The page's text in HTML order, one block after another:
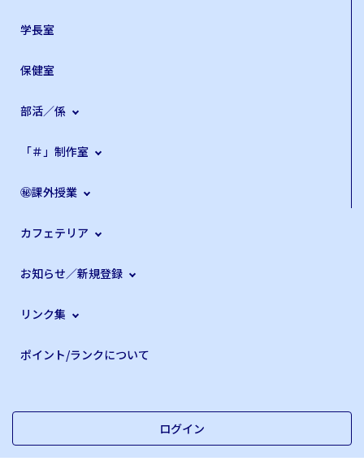
スの隣で冷静だったのは夫氏。 ここに来る前に運転交代
deでもダメだったかもしれん。 さすがだ…やはり年季が
違う… …というのはさておき。 当時はSJ5に乗ってい
かと思うと、本当に車に助けてもらったのだと感慨深い。
バルの安全哲学を“体感”した レヴォーグに乗り始めて約1
年。 走りの良さやデザインももちろん魅力ですが、 この
リクラッシュブレーキは、偶然作動したわけではありませ
自分の体験として感じた瞬間です。 ■ 同じスバリストに
た」と心から思いました。 もしこの記事を読んでいる誰
かが、 「安全装備って本当に意味があるの？」と思って
の砦”として確かに働く」 その信頼感が、ドライバーとし
るときの“心の余裕”になるはずです。
学長室
保健室
部活／係
「＃」制作室
㊙課外授業
カフェテリア
お知らせ／新規登録
リンク集
ポイント/ランクについて
ログイン